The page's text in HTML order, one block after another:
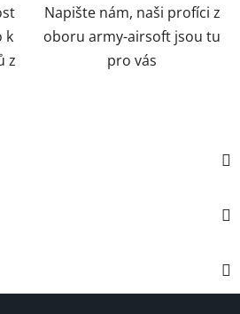
k
z
Napište nám, naši profíci z
oboru army-airsoft jsou tu
pro vás